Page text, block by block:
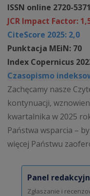
ISSN online 2720-5371
JCR Impact Factor:
CiteScore 2025: 2,0
Punktacja MEiN: 70
Index Copernicus
Czasopismo
Zachęcamy nasze
kontynuacji,
kwartalnika w 2025
Państwa wsparcia –
więcej Państwu
Panel
Zgłaszanie i